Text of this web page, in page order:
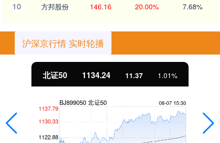
10 方邦股份 146.16 20.00% 7.68%
沪深京行情 实时轮播
北证50 1134.24 11.37 1.01%